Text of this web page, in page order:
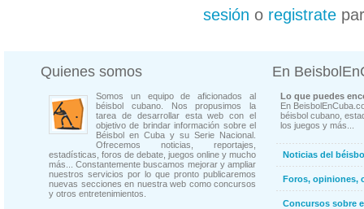
sesión o registrate
Quienes somos
Somos un equipo de aficionados al
béisbol cubano. Nos propusimos la
tarea de desarrollar esta web con el
objetivo de brindar información sobre el
Béisbol en Cuba y su Serie Nacional.
Ofrecemos noticias, reportajes,
estadísticas, foros de debate, juegos online y mucho
más... Constantemente buscamos mejorar y ampliar
nuestros servicios por lo que pronto publicaremos
nuevas secciones en nuestra web como concursos
y otros entretenimientos.
En
Lo que puedes
En
béisbol cubano,
los juegos y más...
Noticias del
Foros, opiniones,
Concursos sobre